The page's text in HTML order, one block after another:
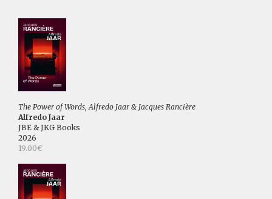
The Power of Words, Alfredo Jaar & Jacques Rancière
Alfredo Jaar
JBE & JKG Books
2026
19.00€